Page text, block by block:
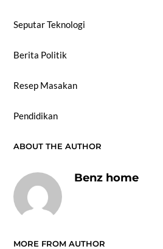
Seputar Teknologi
Berita Politik
Resep Masakan
Pendidikan
ABOUT THE AUTHOR
Benz home
MORE FROM AUTHOR